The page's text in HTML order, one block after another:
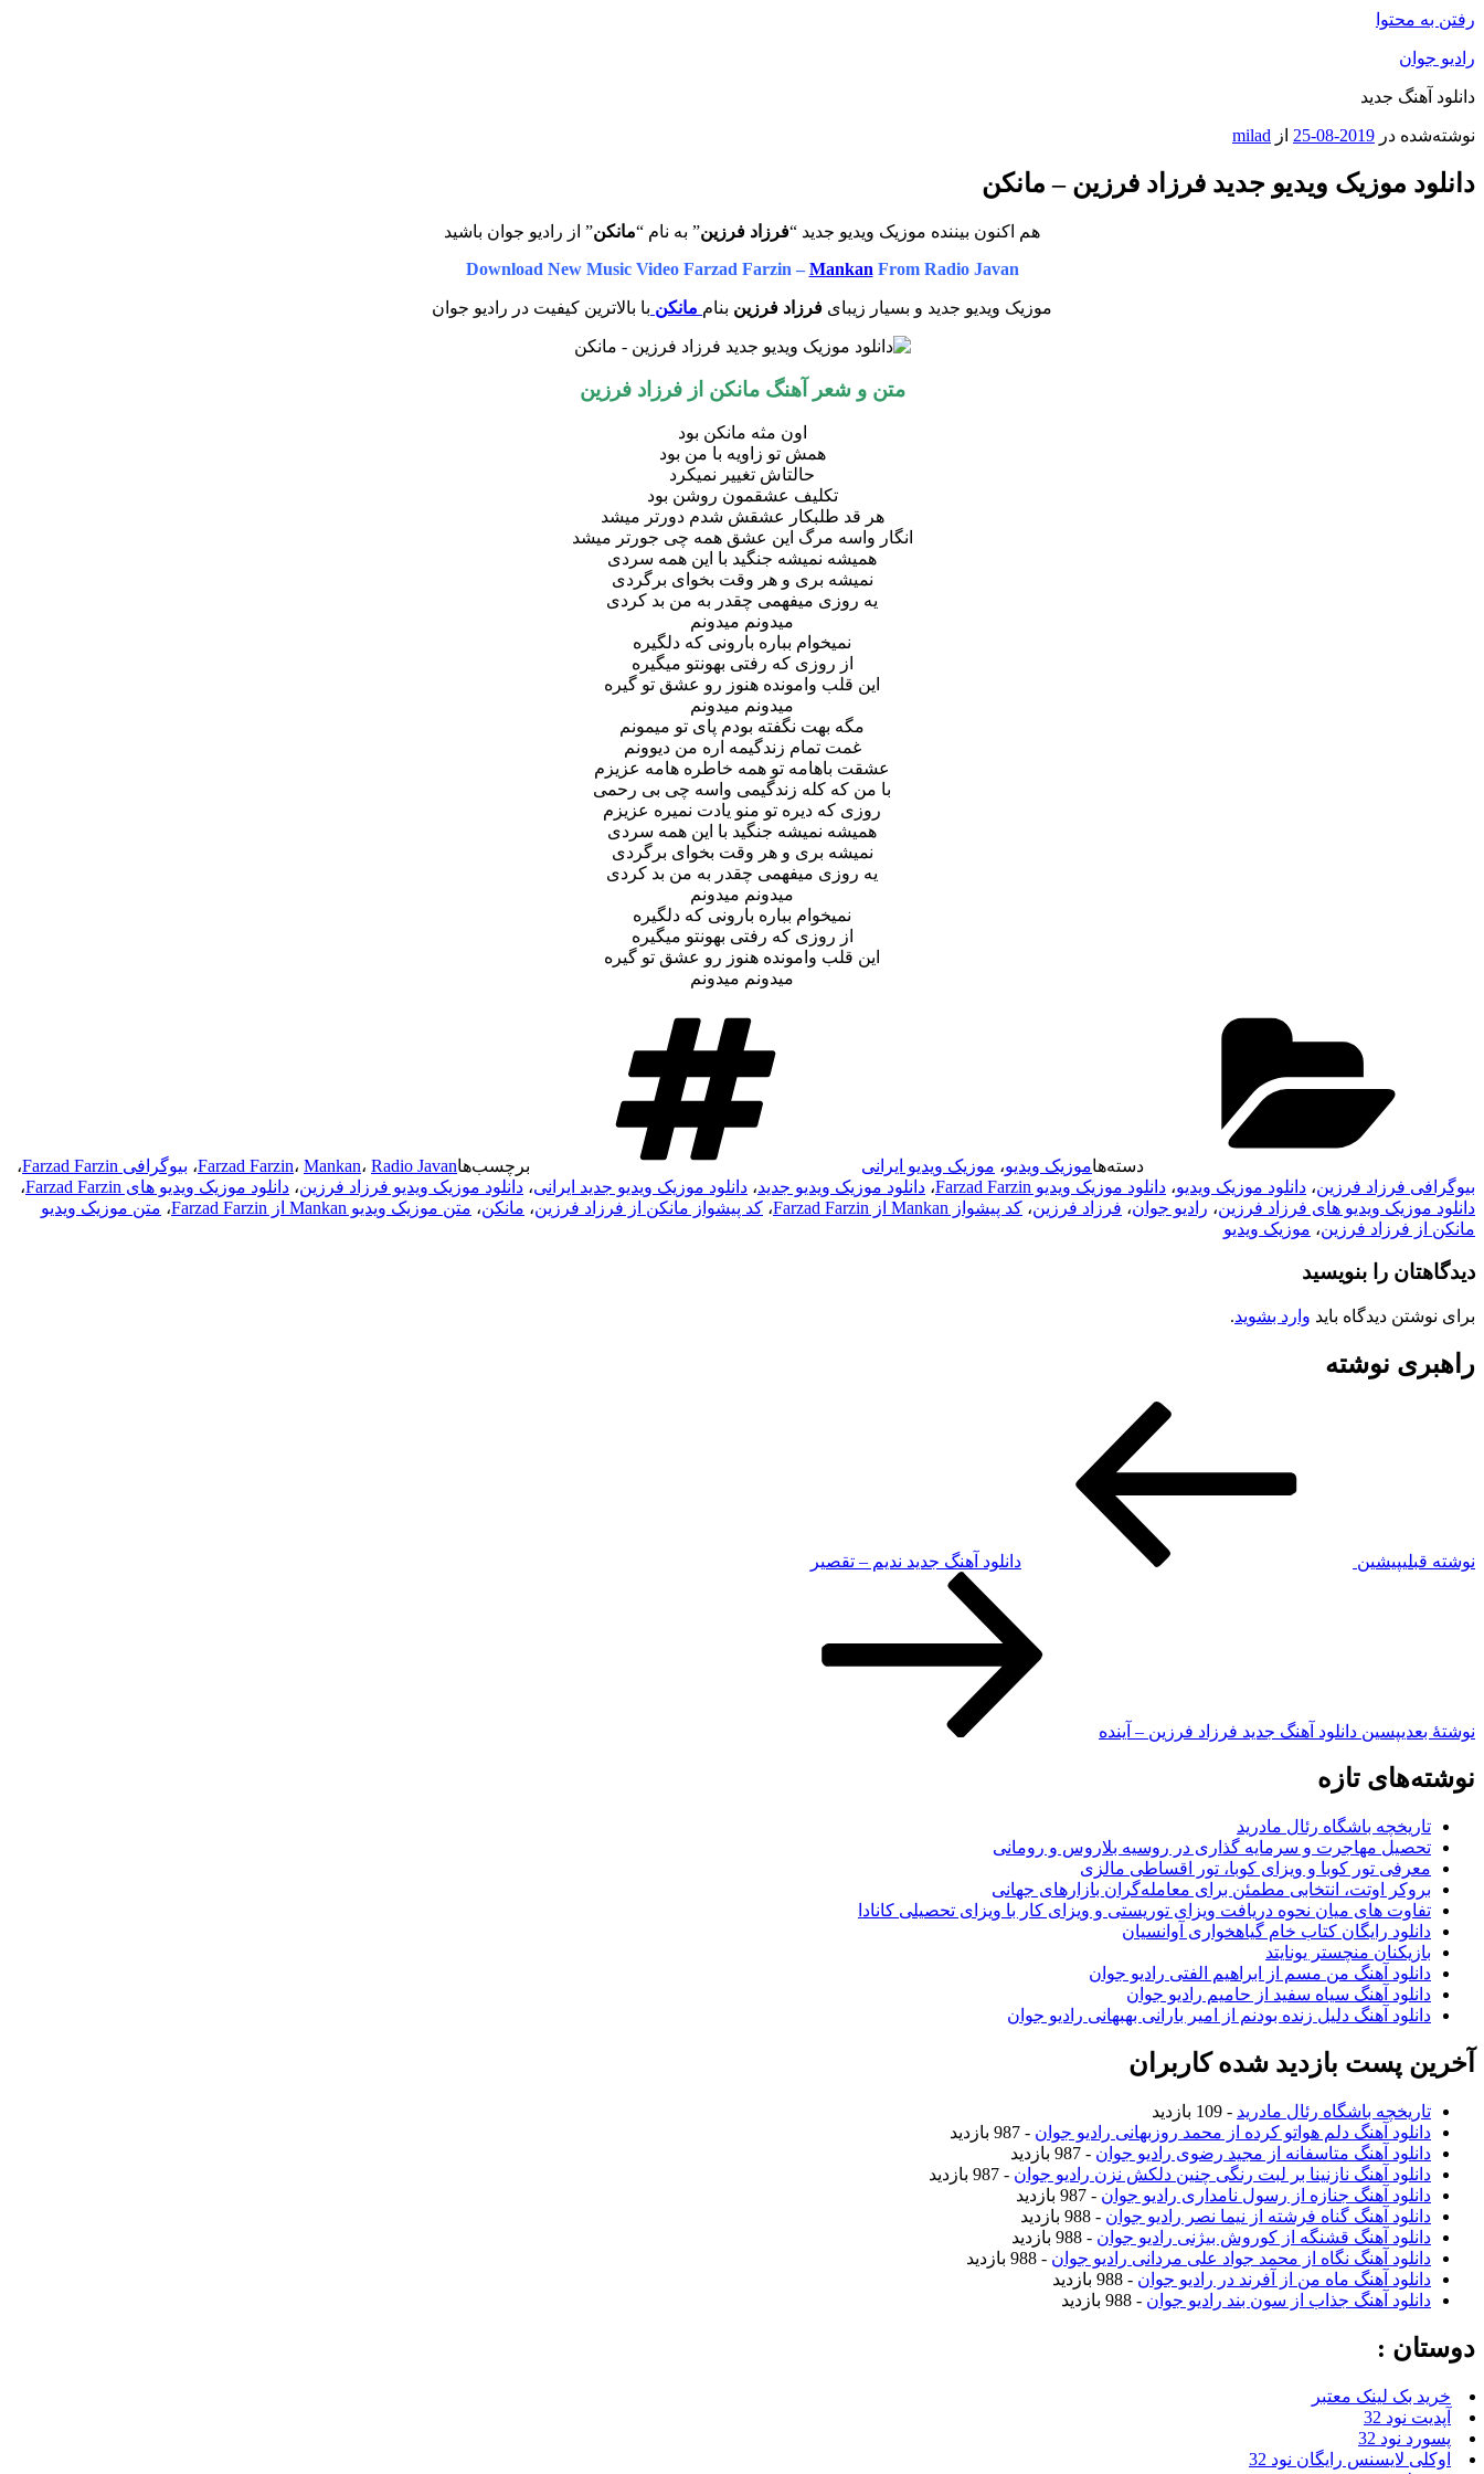
رفتن به محتوا
رادیو جوان
دانلود آهنگ جدید
نوشته‌شده در 2019-08-25 از milad
دانلود موزیک ویدیو جدید فرزاد فرزین – مانکن
هم اکنون بیننده موزیک ویدیو جدید “فرزاد فرزین” به نام “مانکن” از رادیو جوان باشید
Download New Music Video Farzad Farzin – Mankan From Radio Javan
موزیک ویدیو جدید و بسیار زیبای فرزاد فرزین بنام مانکن با بالاترین کیفیت در رادیو جوان
متن و شعر آهنگ مانکن از فرزاد فرزین
اون مثه مانکن بود
همش تو زاویه با من بود
حالتاش تغییر نمیکرد
تکلیف عشقمون روشن بود
هر قد طلبکار عشقش شدم دورتر میشد
انگار واسه مرگ این عشق همه چی جورتر میشد
همیشه نمیشه جنگید با این همه سردی
نمیشه بری و هر وقت بخوای برگردی
یه روزی میفهمی چقدر به من بد کردی
میدونم میدونم
نمیخوام بباره بارونی که دلگیره
از روزی که رفتی بهونتو میگیره
این قلب وامونده هنوز رو عشق تو گیره
میدونم میدونم
مگه بهت نگفته بودم پای تو میمونم
غمت تمام زندگیمه اره من دیوونم
عشقت باهامه تو همه خاطره هامه عزیزم
با من که کله زندگیمی واسه چی بی رحمی
روزی که دیره تو منو یادت نمیره عزیزم
همیشه نمیشه جنگید با این همه سردی
نمیشه بری و هر وقت بخوای برگردی
یه روزی میفهمی چقدر به من بد کردی
میدونم میدونم
نمیخوام بباره بارونی که دلگیره
از روزی که رفتی بهونتو میگیره
این قلب وامونده هنوز رو عشق تو گیره
میدونم میدونم
دسته‌هاموزیک ویدیو، موزیک ویدیو ایرانی برچسب‌ها Farzad Farzin، Mankan، Radio Javan ، بیوگرافی Farzad Farzin
،
بیوگرافی فرزاد فرزین، دانلود موزیک ویدیو، دانلود موزیک ویدیو Farzad Farzin ، دانلود موزیک ویدیو جدید، دانلود موزیک ویدیو جدید ایرانی، دانلود موزیک ویدیو فرزاد فرزین، دانلود موزیک ویدیو های Farzad Farzin
،
دانلود موزیک ویدیو های فرزاد فرزین، رادیو جوان، فرزاد فرزین، کد پیشواز Mankan از Farzad Farzin ، کد پیشواز مانکن از فرزاد فرزین، مانکن، متن موزیک ویدیو Mankan از Farzad Farzin ، متن موزیک ویدیو
مانکن از فرزاد فرزین، موزیک ویدیو
دیدگاهتان را بنویسید
برای نوشتن دیدگاه باید وارد بشوید.
راهبری نوشته
نوشته قبلیپیشین دانلود آهنگ جدید ندیم – تقصیر
نوشته‌ٔ بعدیپسین دانلود آهنگ جدید فرزاد فرزین – آینده
نوشته‌های تازه
تاریخچه باشگاه رئال مادرید
تحصیل مهاجرت و سرمایه گذاری در روسیه بلاروس و رومانی
معرفی تور کوبا و ویزای کوبا، تور اقساطی مالزی
بروکر اوتت، انتخابی مطمئن برای معامله‌گران بازارهای جهانی
تفاوت های میان نحوه دریافت ویزای توریستی و ویزای کار با ویزای تحصیلی کانادا
دانلود رایگان کتاب خام گیاهخواری آوانسیان
بازیکنان منچستر یونایتد
دانلود آهنگ من مسم از ابراهیم الفتی رادیو جوان
دانلود آهنگ سیاه سفید از حامیم رادیو جوان
دانلود آهنگ دلیل زنده بودنم از امیر بارانی بهبهانی رادیو جوان
آخرین پست بازدید شده کاربران
تاریخچه باشگاه رئال مادرید - 109 بازدید
دانلود آهنگ دلم هواتو کرده از محمد روزبهانی رادیو جوان - 987 بازدید
دانلود آهنگ متاسفانه از مجید رضوی رادیو جوان - 987 بازدید
دانلود آهنگ نازنینا بر لبت رنگی چنین دلکش نزن رادیو جوان - 987 بازدید
دانلود آهنگ جنازه از رسول نامداری رادیو جوان - 987 بازدید
دانلود آهنگ گناه فرشته از نیما نصر رادیو جوان - 988 بازدید
دانلود آهنگ قشنگه از کوروش بیژنی رادیو جوان - 988 بازدید
دانلود آهنگ نگاه از محمد جواد علی مردانی رادیو جوان - 988 بازدید
دانلود آهنگ ماه من از آفرند در رادیو جوان - 988 بازدید
دانلود آهنگ جذاب از سون بند رادیو جوان - 988 بازدید
دوستان :
خرید بک لینک معتبر
آپدیت نود 32
پسورد نود 32
اوکلی لایسنس رایگان نود 32